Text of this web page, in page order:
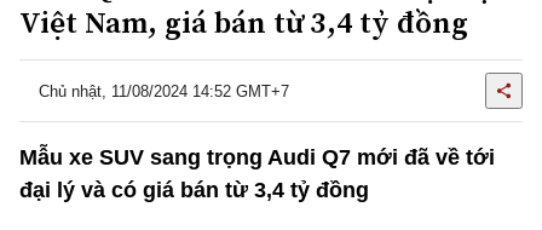
Việt Nam, giá bán từ 3,4 tỷ đồng
Chủ nhật, 11/08/2024 14:52 GMT+7
Mẫu xe SUV sang trọng Audi Q7 mới đã về tới
đại lý và có giá bán từ 3,4 tỷ đồng